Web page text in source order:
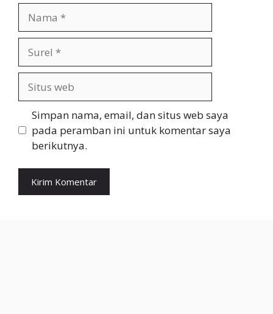
web
Simpan nama, email, dan situs web saya
pada peramban ini untuk komentar saya
berikutnya.